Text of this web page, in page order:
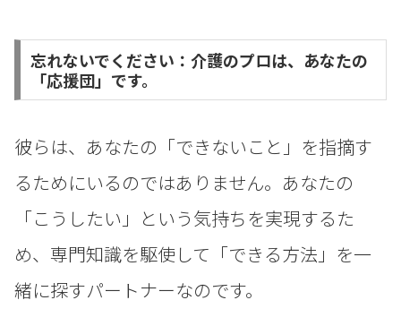
忘れないでください：介護のプロは、あなたの
「応援団」です。
彼らは、あなたの「できないこと」を指摘す
るためにいるのではありません。あなたの
「こうしたい」という気持ちを実現するた
め、専門知識を駆使して「できる方法」を一
緒に探すパートナーなのです。